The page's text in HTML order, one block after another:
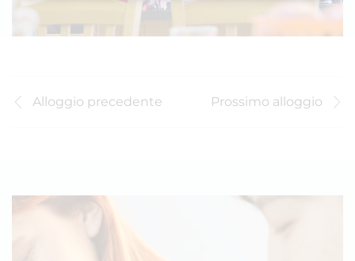
Alloggio precedente Prossimo alloggio